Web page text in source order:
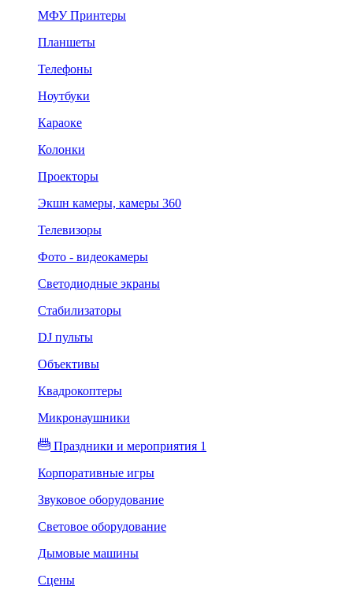
МФУ Принтеры
Планшеты
Телефоны
Ноутбуки
Караоке
Колонки
Проекторы
Экшн камеры, камеры 360
Телевизоры
Фото - видеокамеры
Светодиодные экраны
Стабилизаторы
DJ пульты
Объективы
Квадрокоптеры
Микронаушники
Праздники и мероприятия 1
Корпоративные игры
Звуковое оборудование
Световое оборудование
Дымовые машины
Сцены